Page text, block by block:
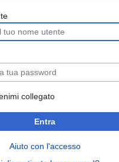
collegato
Entra
Aiuto con l'accesso